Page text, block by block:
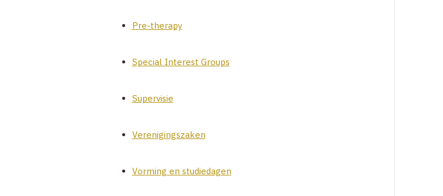
Pre-therapy
Special Interest Groups
Supervisie
Verenigingszaken
Vorming en studiedagen